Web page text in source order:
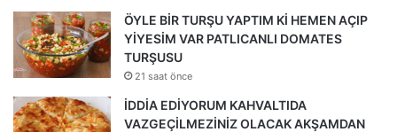
ÖYLE BİR TURŞU YAPTIM Kİ HEMEN AÇIP
YİYESİM VAR PATLICANLI DOMATES
TURŞUSU
21 saat önce
İDDİA EDİYORUM KAHVALTIDA
VAZGEÇİLMEZİNİZ OLACAK AKŞAMDAN